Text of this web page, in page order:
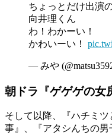
ちょっとだけ出演
向井理くん
わ！わかーい！
かわいーい！
— みや
朝ドラ『ゲゲゲの女
そして以降、『ハチミ
事』、『アタシんちの